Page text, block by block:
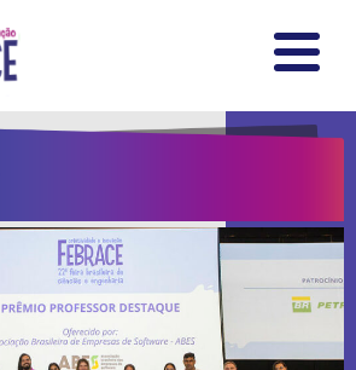
.
.
.